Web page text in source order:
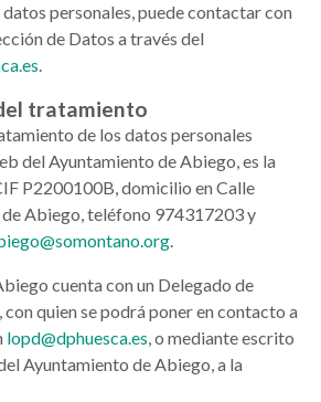
personales, puede contactar con
de Datos a través del
.
tratamiento
de los datos personales
del Ayuntamiento de Abiego, es la
P2200100B, domicilio en Calle
de Abiego, teléfono 974317203 y
.
cuenta con un Delegado de
quien se podrá poner en contacto a
lopd@dphuesca.es, o mediante escrito
Ayuntamiento de Abiego, a la